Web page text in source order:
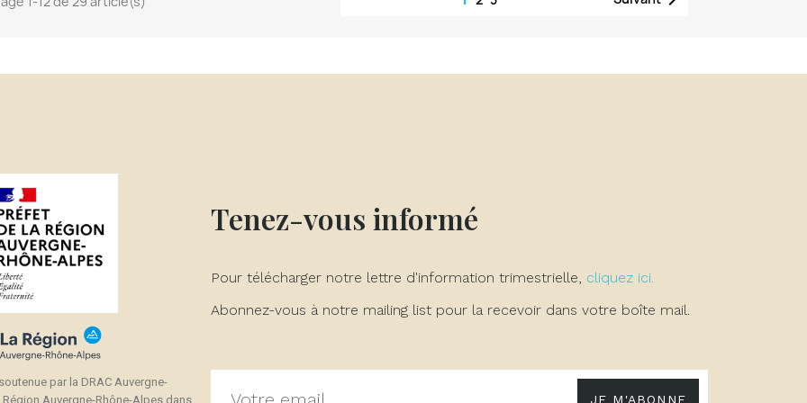
par la DRAC Auvergne-
Auvergne-Rhône-Alpes dans
Tenez-vous informé
Pour télécharger notre lettre d'information trimestrielle, cliquez ici.
Abonnez-vous à notre mailing list pour la recevoir dans votre boîte mail.
JE M'ABONNE